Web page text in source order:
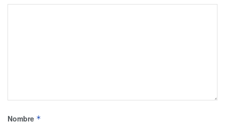
Nombre *